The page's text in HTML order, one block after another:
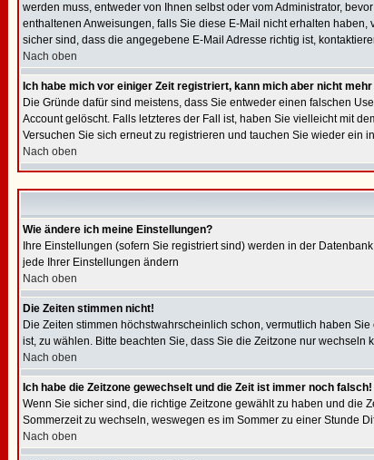
werden muss, entweder von Ihnen selbst oder vom Administrator,
enthaltenen Anweisungen, falls Sie diese E-Mail nicht erhalten
sicher sind, dass die angegebene E-Mail Adresse richtig ist,
Nach oben
Ich habe mich vor einiger Zeit registriert, kann mich aber nicht
Die Gründe dafür sind meistens, dass Sie entweder einen falschen
Account gelöscht. Falls letzteres der Fall ist, haben Sie vielleicht mit
Versuchen Sie sich erneut zu registrieren und tauchen Sie wieder ein
Nach oben
Wie ändere ich meine Einstellungen?
Ihre Einstellungen (sofern Sie registriert sind) werden in der
jede Ihrer Einstellungen ändern
Nach oben
Die Zeiten stimmen nicht!
Die Zeiten stimmen höchstwahrscheinlich schon, vermutlich haben
ist, zu wählen. Bitte beachten Sie, dass Sie die Zeitzone nur
Nach oben
Ich habe die Zeitzone gewechselt und die Zeit ist immer noch falsch!
Wenn Sie sicher sind, die richtige Zeitzone gewählt zu haben und die
Sommerzeit zu wechseln, weswegen es im Sommer zu einer Stunde
Nach oben